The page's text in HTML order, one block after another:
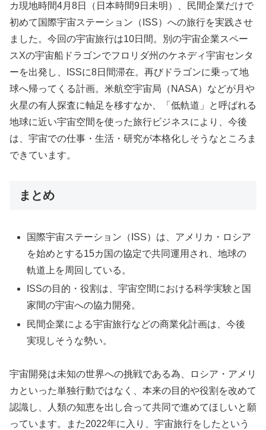
カ現地時間4月8日（日本時間9日未明）、民間企業だけで
初めて国際宇宙ステーション（ISS）への旅行を実践させ
ました。今回の宇宙旅行は10日間。別の宇宙企業スペー
スXの宇宙船ドラゴンでフロリダ州のケネディ宇宙センタ
ーを出発し、ISSに8日間滞在。再びドラゴンに乗って地
球へ帰ってくる計画。米航空宇宙局（NASA）などが月や
火星の有人探査に軸足を移すなか、「低軌道」と呼ばれる
地球に近い宇宙空間を使った旅行ビジネスにより、今後
は、宇宙での仕事・生活・研究が本格化しそうなところま
できています。
まとめ
国際宇宙ステーション（ISS）は、アメリカ・ロシア
を始めとする15カ国の協定で共同運用され、地球の
軌道上を周回している。
ISSの目的・役割は、宇宙空間における科学実験と国
家間の宇宙への協力開発。
民間企業による宇宙旅行などの商業化計画は、今後
実現しそうな勢い。
宇宙開発は未知の世界への挑戦である為、ロシア・アメリ
カといった単独行動ではなく、本来の目的や役割を改めて
認識し、人類の知恵を出し合って共同で進めてほしいと願
っています。また2022年に入り、宇宙旅行をしたという